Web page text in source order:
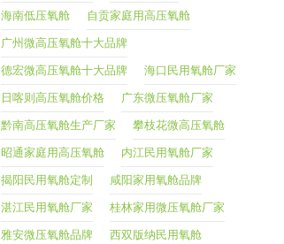
海南低压氧舱 自贡家庭用高压氧舱
广州微高压氧舱十大品牌
德宏微高压氧舱十大品牌 海口民用氧舱厂家
日喀则高压氧舱价格 广东微压氧舱厂家
黔南高压氧舱生产厂家 攀枝花微高压氧舱
昭通家庭用高压氧舱 内江民用氧舱厂家
揭阳民用氧舱定制 咸阳家用氧舱品牌
湛江民用氧舱厂家 桂林家用微压氧舱厂家
雅安微压氧舱品牌 西双版纳民用氧舱